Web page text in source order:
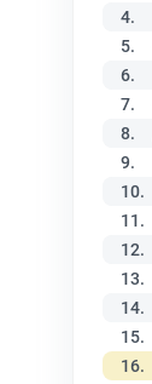
4.
5.
6.
7.
8.
9.
10.
11.
12.
13.
14.
15.
16.